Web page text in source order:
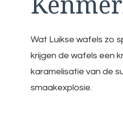
Wat Luikse wafels zo
krijgen de wafels een
karamelisatie van de
smaakexplosie.